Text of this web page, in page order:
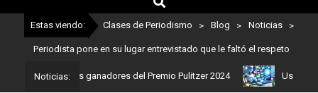
Estas viendo: Clases de Periodismo > Blog > Noticias >
Periodista pone en su lugar entrevistado que le faltó el respeto
Noticias:
Estos son los ganadores del Premio Pulitzer 2024 Usuarios de